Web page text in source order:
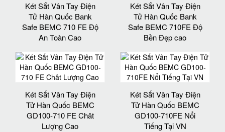
Két Sắt Vân Tay Điện
Tử Hàn Quốc Bank
Safe BEMC 710 FE Độ
An Toàn Cao
Két Sắt Vân Tay Điện
Tử Hàn Quốc Bank
Safe BEMC 710FE Độ
Bền Đẹp cao
Két Sắt Vân Tay Điện
Tử Hàn Quốc BEMC
GD100-710 FE Chât
Lượng Cao
Két Sắt Vân Tay Điện
Tử Hàn Quốc BEMC
GD100-710FE Nổi
Tiếng Tại VN